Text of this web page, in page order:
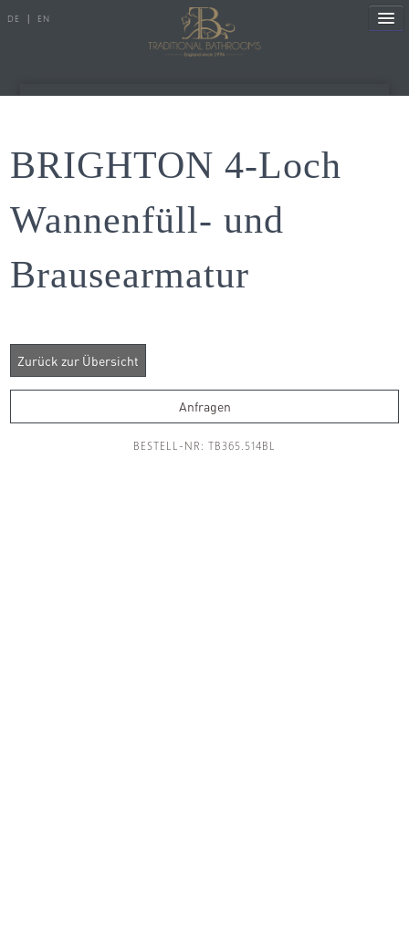
DE | EN
Badewannen
Duscharmaturen
Heizkörper
BRIGHTON 4-Loch
Wannenfüll- und
Brausearmatur
Anfragen
BESTELL-NR: TB365.514BL